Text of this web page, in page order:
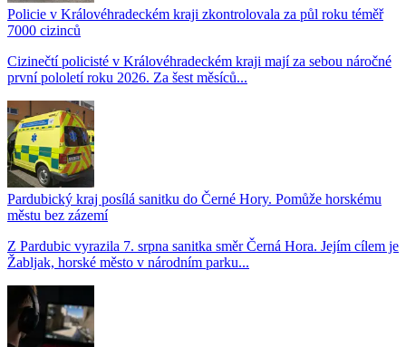
Policie v Královéhradeckém kraji zkontrolovala za půl roku téměř
7000 cizinců
Cizinečtí policisté v Královéhradeckém kraji mají za sebou náročné
první pololetí roku 2026. Za šest měsíců...
Pardubický kraj posílá sanitku do Černé Hory. Pomůže horskému
městu bez zázemí
Z Pardubic vyrazila 7. srpna sanitka směr Černá Hora. Jejím cílem je
Žabljak, horské město v národním parku...